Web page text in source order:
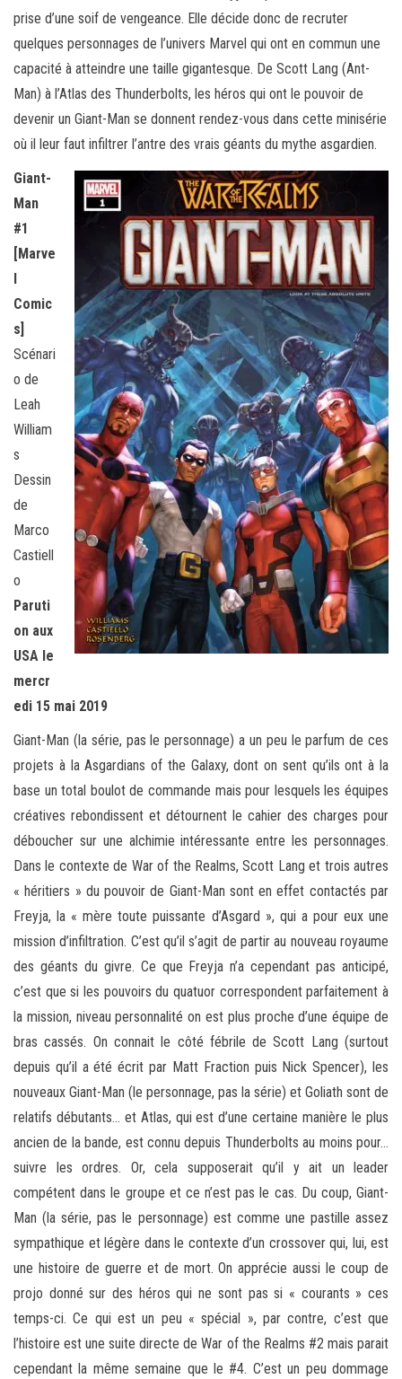
prise d’une soif de vengeance. Elle décide donc de recruter
quelques personnages de l’univers Marvel qui ont en commun une
capacité à atteindre une taille gigantesque. De Scott Lang (Ant-
Man) à l’Atlas des Thunderbolts, les héros qui ont le pouvoir de
devenir un Giant-Man se donnent rendez-vous dans cette minisérie
où il leur faut infiltrer l’antre des vrais géants du mythe asgardien.
Giant-
Man
#1
[Marve
l
Comic
s]
Scénari
o de
Leah
William
s
Dessin
de
Marco
Castiell
o
Paruti
on aux
USA le
mercr
edi 15 mai 2019
Giant-Man (la série, pas le personnage) a un peu le parfum de ces
projets à la Asgardians of the Galaxy, dont on sent qu’ils ont à la
base un total boulot de commande mais pour lesquels les équipes
créatives rebondissent et détournent le cahier des charges pour
déboucher sur une alchimie intéressante entre les personnages.
Dans le contexte de War of the Realms, Scott Lang et trois autres
« héritiers » du pouvoir de Giant-Man sont en effet contactés par
Freyja, la « mère toute puissante d’Asgard », qui a pour eux une
mission d’infiltration. C’est qu’il s’agit de partir au nouveau royaume
des géants du givre. Ce que Freyja n’a cependant pas anticipé,
c’est que si les pouvoirs du quatuor correspondent parfaitement à
la mission, niveau personnalité on est plus proche d’une équipe de
bras cassés. On connait le côté fébrile de Scott Lang (surtout
depuis qu’il a été écrit par Matt Fraction puis Nick Spencer), les
nouveaux Giant-Man (le personnage, pas la série) et Goliath sont de
relatifs débutants… et Atlas, qui est d’une certaine manière le plus
ancien de la bande, est connu depuis Thunderbolts au moins pour…
suivre les ordres. Or, cela supposerait qu’il y ait un leader
compétent dans le groupe et ce n’est pas le cas. Du coup, Giant-
Man (la série, pas le personnage) est comme une pastille assez
sympathique et légère dans le contexte d’un crossover qui, lui, est
une histoire de guerre et de mort. On apprécie aussi le coup de
projo donné sur des héros qui ne sont pas si « courants » ces
temps-ci. Ce qui est un peu « spécial », par contre, c’est que
l’histoire est une suite directe de War of the Realms #2 mais parait
cependant la même semaine que le #4. C’est un peu dommage